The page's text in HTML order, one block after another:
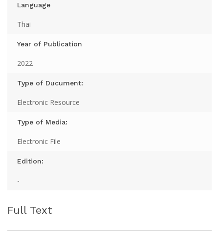
Language
Thai
Year of Publication
2022
Type of Ducument:
Electronic Resource
Type of Media:
Electronic File
Edition:
-
Full Text